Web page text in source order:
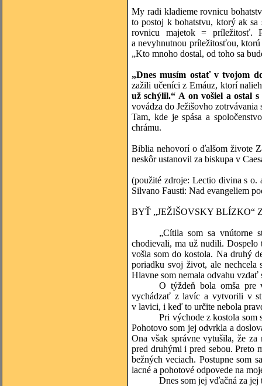
My radi kladieme rovnicu
to postoj k bohatstvu, ktorý ak
rovnicu majetok = príležitosť.
a nevyhnutnou príležitosťou,
„Kto mnoho dostal, od toho sa
„Dnes musím ostať v tvojom
zažili učeníci z Emáuz, ktorí
už schýlil.“ A on vošiel a ostal s
vovádza do Ježišovho
Tam, kde je spása a
chrámu.
Biblia nehovorí o ďalšom živote
neskôr ustanovil za biskupa v
(použité zdroje: Lectio divina s o.
Silvano Fausti: Nad evangeliem
BYŤ „JEŽIŠOVSKY BLÍZKO“
„Cítila som sa vnútorne
chodievali, ma už nudili. Dospelo
vošla som do kostola. Na druhý
poriadku svoj život, ale
Hlavne som nemala odvahu vzdať
O týždeň bola omša pre
vychádzať z lavíc a vytvorili v
v lavici, i keď to určite nebola
Pri východe z kostola som
Pohotovo som jej odvrkla a
Ona však správne vytušila, že
pred druhými i pred sebou. Preto
bežných veciach. Postupne som
lacné a pohotové odpovede na
Dnes som jej vďačná za